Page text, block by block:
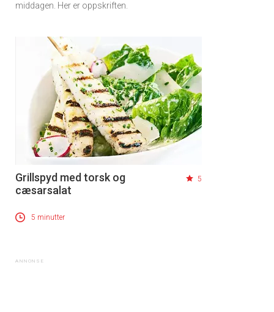
middagen. Her er oppskriften.
Grillspyd med torsk og
cæsarsalat
5
5 minutter